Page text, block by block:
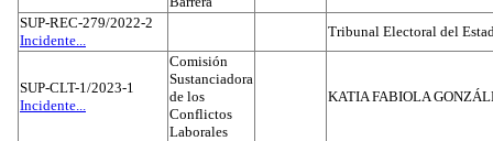
SUP-REC-279/2022-2
Incidente...
Tribunal Electoral del
SUP-CLT-1/2023-1
Incidente...
Comisión
Sustanciadora
de los
Conflictos
Laborales
KATIA FABIOLA